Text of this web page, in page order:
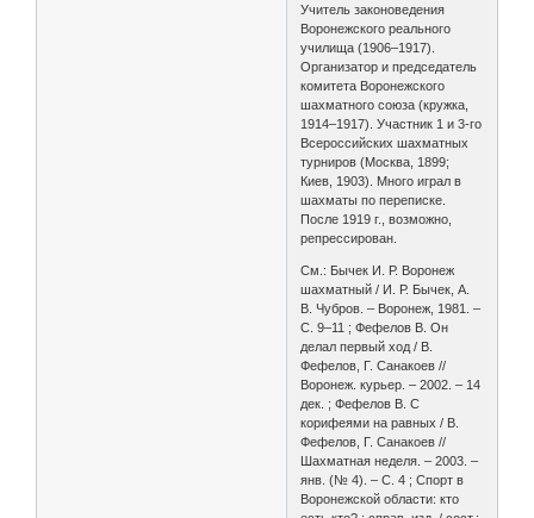
Учитель законоведения
Воронежского реального
училища (1906–1917).
Организатор и председатель
комитета Воронежского
шахматного союза (кружка,
1914–1917). Участник 1 и 3-го
Всероссийских шахматных
турниров (Москва, 1899;
Киев, 1903). Много играл в
шахматы по переписке.
После 1919 г., возможно,
репрессирован.
См.: Бычек И. Р. Воронеж
шахматный / И. Р. Бычек, А.
В. Чубров. – Воронеж, 1981. –
С. 9–11 ; Фефелов В. Он
делал первый ход / В.
Фефелов, Г. Санакоев //
Воронеж. курьер. – 2002. – 14
дек. ; Фефелов В. С
корифеями на равных / В.
Фефелов, Г. Санакоев //
Шахматная неделя. – 2003. –
янв. (№ 4). – С. 4 ; Спорт в
Воронежской области: кто